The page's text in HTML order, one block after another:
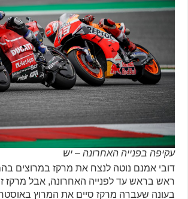
עקיפה בפנייה האחרונה – יש
דובי אמנם נוטה לנצח את מרקז במרוצים
ראש בראש עד לפנייה האחרונה, אבל מרקז